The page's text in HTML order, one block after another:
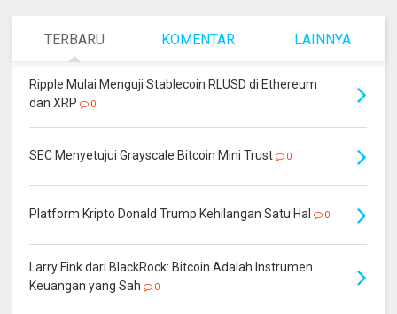
TERBARU KOMENTAR LAINNYA
Ripple Mulai Menguji Stablecoin RLUSD di Ethereum
dan XRP
0
SEC Menyetujui Grayscale Bitcoin Mini Trust 0
Platform Kripto Donald Trump Kehilangan Satu Hal 0
Larry Fink dari BlackRock: Bitcoin Adalah Instrumen
Keuangan yang Sah
0